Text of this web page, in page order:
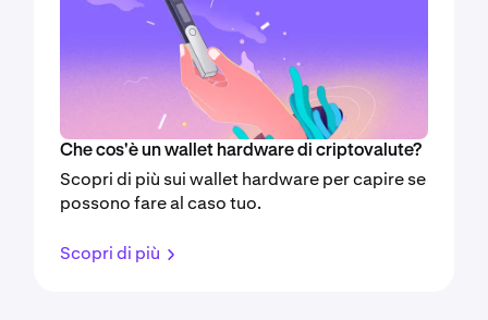
Che cos'è un wallet hardware di criptovalute?
Scopri di più sui wallet hardware per capire se
possono fare al caso tuo.
Scopri di più